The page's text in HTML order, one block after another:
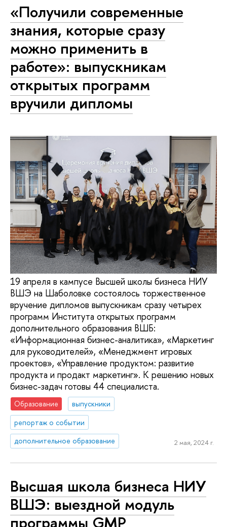
«Получили современные
знания, которые сразу
можно применить в
работе»: выпускникам
открытых программ
вручили дипломы
19 апреля в кампусе Высшей школы бизнеса НИУ
ВШЭ на Шаболовке состоялось торжественное
вручение дипломов выпускникам сразу четырех
программ Института открытых программ
дополнительного образования ВШБ:
«Информационная бизнес-аналитика», «Маркетинг
для руководителей», «Менеджмент игровых
проектов», «Управление продуктом: развитие
продукта и продакт маркетинг». К решению новых
бизнес-задач готовы 44 специалиста.
Образование
выпускники
репортаж о событии
дополнительное образование
2 мая, 2024 г.
Высшая школа бизнеса НИУ
ВШЭ: выездной модуль
программы GMP